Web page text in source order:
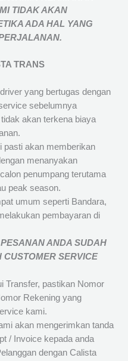
TIDAK AKAN
ADA HAL YANG
.
TRANS
yang bertugas dengan
sebelumnya
akan terkena biaya
pasti akan memberikan
menanyakan
penumpang terutama
peak season.
umum seperti Bandara,
pembayaran di
ANDA SUDAH
CUSTOMER SERVICE
Transfer, pastikan Nomor
Rekening yang
kami.
akan mengerimkan tanda
/ Invoice kepada anda
dengan Calista